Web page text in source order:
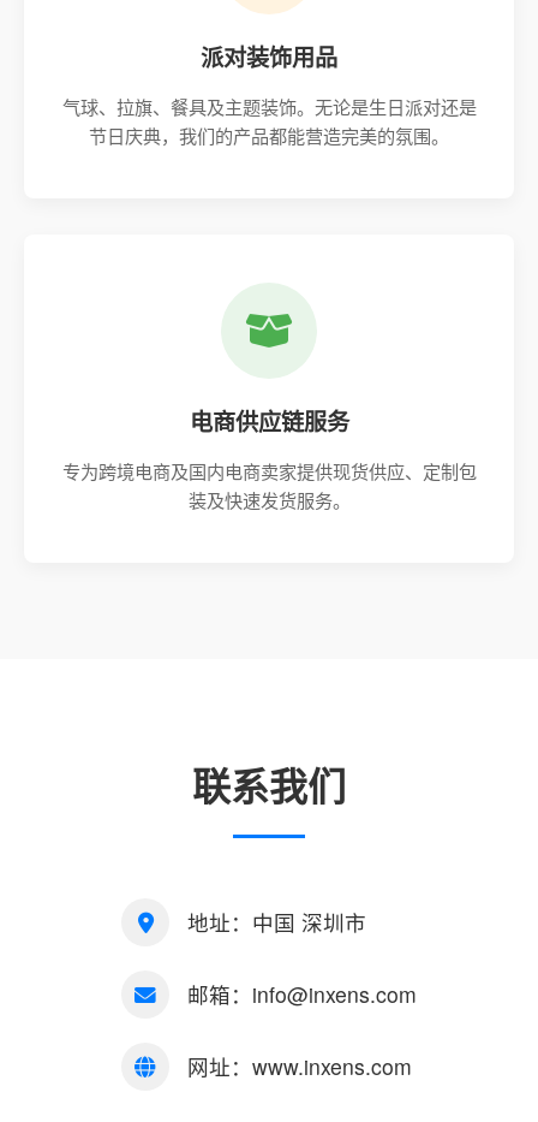
派对装饰用品
气球、拉旗、餐具及主题装饰。无论是生日派对还是
节日庆典，我们的产品都能营造完美的氛围。
电商供应链服务
专为跨境电商及国内电商卖家提供现货供应、定制包
装及快速发货服务。
联系我们
地址：中国 深圳市
邮箱：info@inxens.com
网址：www.inxens.com